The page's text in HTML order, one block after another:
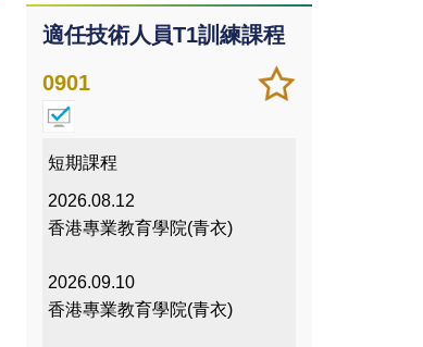
適任技術人員T1訓練課程
加
入/
儲存
課程
0901
短期課程
2026.08.12
香港專業教育學院(青衣)
2026.09.10
香港專業教育學院(青衣)